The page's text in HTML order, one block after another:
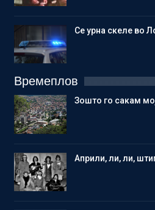
Се урна скеле во
Времеплов
Зошто го сакам
Aприли, ли, ли,